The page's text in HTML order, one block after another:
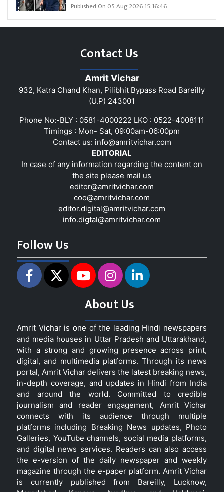
Published On 05 Aug 2026 15:16:46
Contact Us
Amrit Vichar
932, Katra Chand Khan, Pilibhit Bypass Road Bareilly
(U.P) 243001
Phone No:-BLY : 0581-4000222 LKO : 0522-4008111
Timings : Mon- Sat, 09:00am-06:00pm
Contact us: info@amritvichar.com
EDITORIAL
In case of any information regarding the content on
the site please mail us
editor@amritvichar.com
coo@amritvichar.com
editor.digital@amritvichar.com
info.digtal@amritvichar.com
Follow Us
About Us
Amrit Vichar is one of the leading Hindi newspapers
and media houses in Uttar Pradesh and Uttarakhand,
with a strong and growing presence across print,
digital, and multimedia platforms. Through its news
portal, Amrit Vichar delivers the latest breaking news,
in-depth coverage, and updates in Hindi from India
and around the world. Committed to credible
journalism and reader engagement, Amrit Vichar
connects with its audience through multiple
platforms including Breaking News updates, Photo
Galleries, YouTube channels, social media platforms,
and digital news services. Readers can also access
the e-version of the daily newspaper and weekly
magazine through the e-paper platform. Amrit Vichar
is currently published from Bareilly, Lucknow,